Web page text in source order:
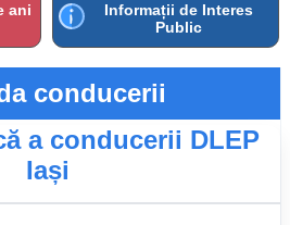
ani
Informații de Interes
Public
conducerii
a conducerii DLEP
Iași